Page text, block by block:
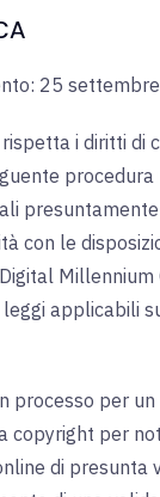
25
i diritti di
con le
Millennium
leggi applicabili
processo per
copyright per
di presunta